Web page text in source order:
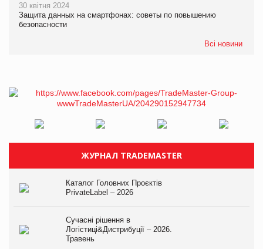
30 квітня 2024
Защита данных на смартфонах: советы по повышению
безопасности
Всі новини
ЖУРНАЛ TRADEMASTER
Каталог Головних Проєктів
PrivateLabel – 2026
Сучасні рішення в
Логістиці&Дистрибуції – 2026.
Травень